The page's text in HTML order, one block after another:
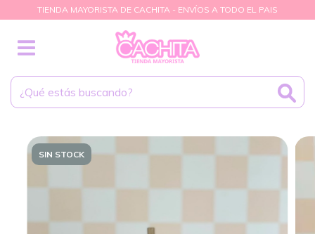
TIENDA MAYORISTA DE CACHITA - ENVÍOS A TODO EL PAIS
SIN STOCK